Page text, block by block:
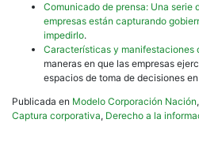
Comunicado de prensa: Una serie
empresas están capturando
impedirlo.
Características y manifestaciones
maneras en que las empresas
espacios de toma de decisiones
Publicada en Modelo Corporación Nación,
Captura corporativa, Derecho a la